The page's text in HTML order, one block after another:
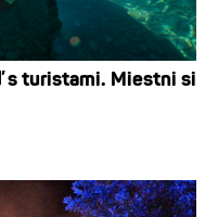
s turistami. Miestni si